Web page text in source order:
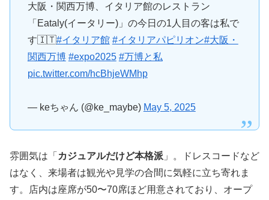
大阪・関西万博、イタリア館のレストラン
「Eataly(イータリー)」の今日の1人目の客は私で
す🇮🇹#イタリア館 #イタリアパピリオン#大阪・
関西万博 #expo2025 #万博と私
pic.twitter.com/hcBhjeWMhp
— keちゃん (@ke_maybe) May 5, 2025
雰囲気は「 カジュアルだけど本格派 」。ドレスコードなど
はなく、来場者は観光や見学の合間に気軽に立ち寄れま
す。店内は座席が50〜70席ほど用意されており、オープ